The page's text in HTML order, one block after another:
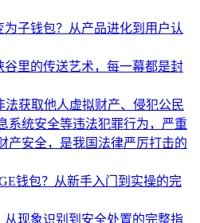
子钱包？从产品进化到用户认
谷里的传送艺术，每一幕都是封
法获取他人虚拟财产、侵犯公民
系统安全等违法犯罪行为，严重
产安全，是我国法律严厉打击的
钱包？从新手入门到实操的完
从现象识别到安全处置的完整指